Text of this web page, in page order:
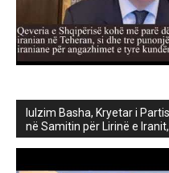
lulzim Basha, Kryetar i
në Samitin për Lirinë e